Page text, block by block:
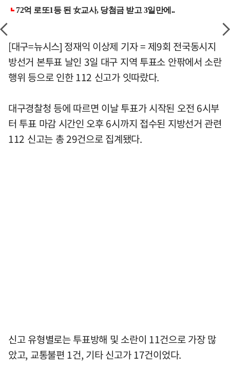
[대구=뉴시스] 정재익 이상제 기자 = 제9회 전국동시지
방선거 본투표 날인 3일 대구 지역 투표소 안팎에서 소란
행위 등으로 인한 112 신고가 잇따랐다.
대구경찰청 등에 따르면 이날 투표가 시작된 오전 6시부
터 투표 마감 시간인 오후 6시까지 접수된 지방선거 관련
112 신고는 총 29건으로 집계됐다.
신고 유형별로는 투표방해 및 소란이 11건으로 가장 많
았고, 교통불편 1건, 기타 신고가 17건이었다.